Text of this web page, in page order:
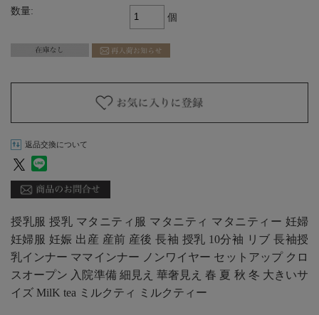
数量:
個
返品交換について
授乳服 授乳 マタニティ服 マタニティ マタニティー 妊婦
妊婦服 妊娠 出産 産前 産後 長袖 授乳 10分袖 リブ 長袖授
乳インナー ママインナー ノンワイヤー セットアップ クロ
スオープン 入院準備 細見え 華奢見え 春 夏 秋 冬 大きいサ
イズ MilK tea ミルクティ ミルクティー